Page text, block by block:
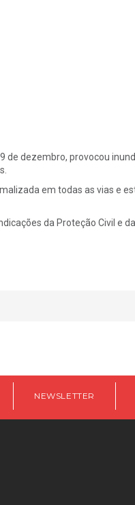
de dezembro, provocou
em todas as vias e
da Proteção Civil e
NEWSLETTER